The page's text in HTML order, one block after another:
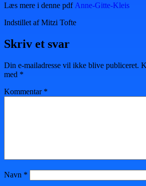
Læs mere i denne pdf Anne-Gitte-Kleis
Indstillet af Mitzi Tofte
Skriv et svar
Din e-mailadresse vil ikke blive publiceret.
med *
Kommentar *
Navn *